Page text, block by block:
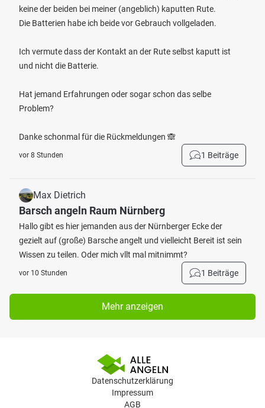
keine der beiden bei meiner (angeblich) kaputten Rute.
Die Batterien habe ich beide vor Gebrauch vollgeladen.
Ich vermute dass der Kontakt an der Rute selbst kaputt ist
und nicht die Batterie.
Hat jemand Erfahrungen oder sogar schon das selbe
Problem?
Danke schonmal für die Rückmeldungen 🙈
vor 8 Stunden 1 Beiträge
Max Dietrich
Barsch angeln Raum Nürnberg
Hallo gibt es hier jemanden aus der Nürnberger Ecke der
gezielt auf (große) Barsche angelt und vielleicht Bereit ist sein
Wissen zu teilen. Oder mich vllt mal mitnimmt?
vor 10 Stunden 1 Beiträge
Mehr anzeigen
Datenschutzerklärung
Impressum
AGB